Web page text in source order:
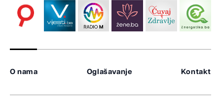
O nama Oglašavanje Kontakt